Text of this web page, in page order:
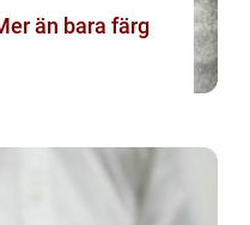
än bara färg